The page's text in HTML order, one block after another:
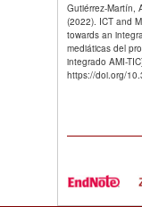
Gutiérrez-Martín,
(2022). ICT and
towards an
mediáticas del
integrado AMI-
https://doi.org/